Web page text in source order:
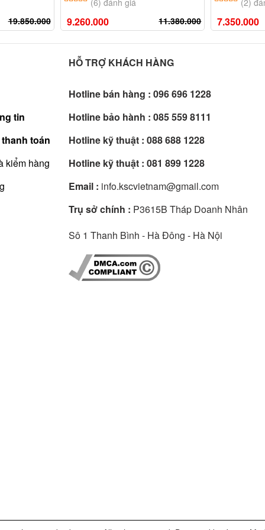
19.850.000
(6) đánh giá
9.260.000 11.380.000
(2)
7.350.000
tin
toán
kiểm hàng
HỖ TRỢ KHÁCH HÀNG
Hotline bán hàng : 096 696 1228
Hotline bảo hành : 085 559 8111
Hotline kỹ thuật : 088 688 1228
Hotline kỹ thuật : 081 899 1228
Email : info.kscvietnam@gmail.com
Trụ sở chính : P3615B Tháp Doanh Nhân
Sô 1 Thanh Bình - Hà Đông - Hà Nội